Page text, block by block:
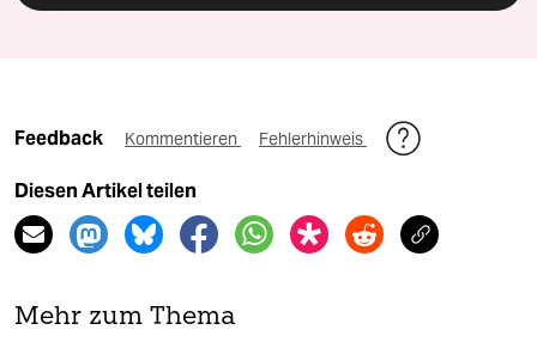
Feedback Kommentieren Fehlerhinweis
Diesen Artikel teilen
Mehr zum Thema